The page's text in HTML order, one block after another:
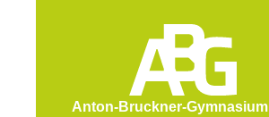
Anton-Bruckner-Gymnasium